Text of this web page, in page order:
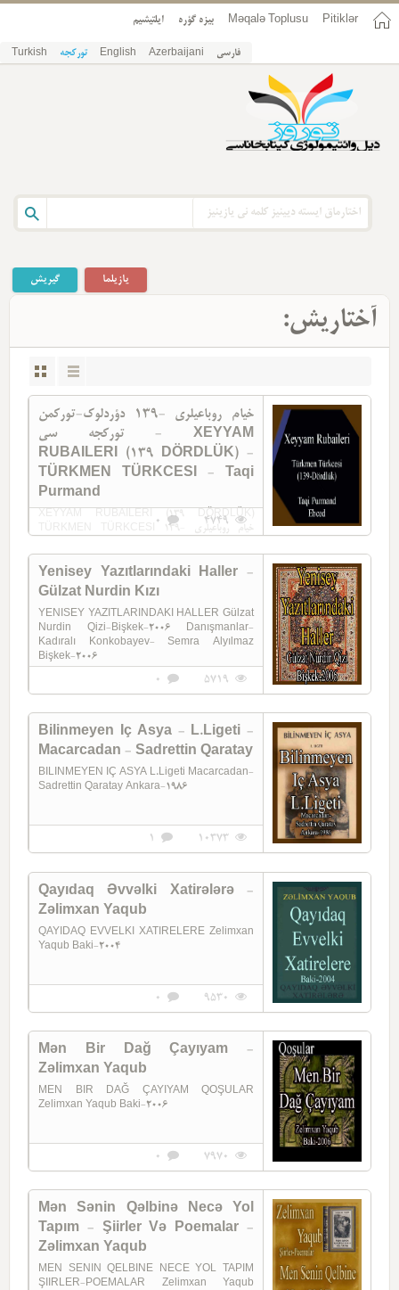
Pitiklər
Məqalə Toplusu بیزه گؤره ایلتیشیم
فارسی Azerbaijani
English تورکجه Turkish
گیریش یازیلما
آختاریش:
خيام روباعيلري -139 دؤردلوک-تورکمن
تورکجه سي - XEYYAM
RUBAILERI (139 DÖRDLÜK) -
TÜRKMEN TÜRKCESI - Taqi
Purmand
XEYYAM RUBAILERI (139 DÖRDLÜK)
4749
0
Yenisey Yazıtlarındaki Haller -
Gülzat Nurdin Kızı
YENISEY YAZITLARINDAKI HALLER Gülzat
Nurdin Qizi-Bişkek-2006 Danışmanlar-
Kadıralı Konkobayev- Semra Alyılmaz
Bişkek-2006
5719
0
Bilinmeyen Iç Asya - L.Ligeti -
Macarcadan - Sadrettin Qaratay
BILINMEYEN IÇ ASYA L.Ligeti Macarcadan-
Sadrettin Qaratay Ankara-1986
10373
1
Qayıdaq Əvvəlki Xatirələrə -
Zəlimxan Yaqub
QAYIDAQ EVVELKI XATIRELERE Zelimxan
Yaqub Baki-2004
9530
0
Mən Bir Dağ Çayıyam -
Zəlimxan Yaqub
MEN BIR DAĞ ÇAYIYAM QOŞULAR
Zelimxan Yaqub Baki-2006
7970
0
Mən Sənin Qəlbinə Necə Yol
Tapım - Şiirler Və Poemalar -
Zəlimxan Yaqub
MEN SENIN QELBINE NECE YOL TAPIM
ŞIIRLER-POEMALAR Zelimxan Yaqub